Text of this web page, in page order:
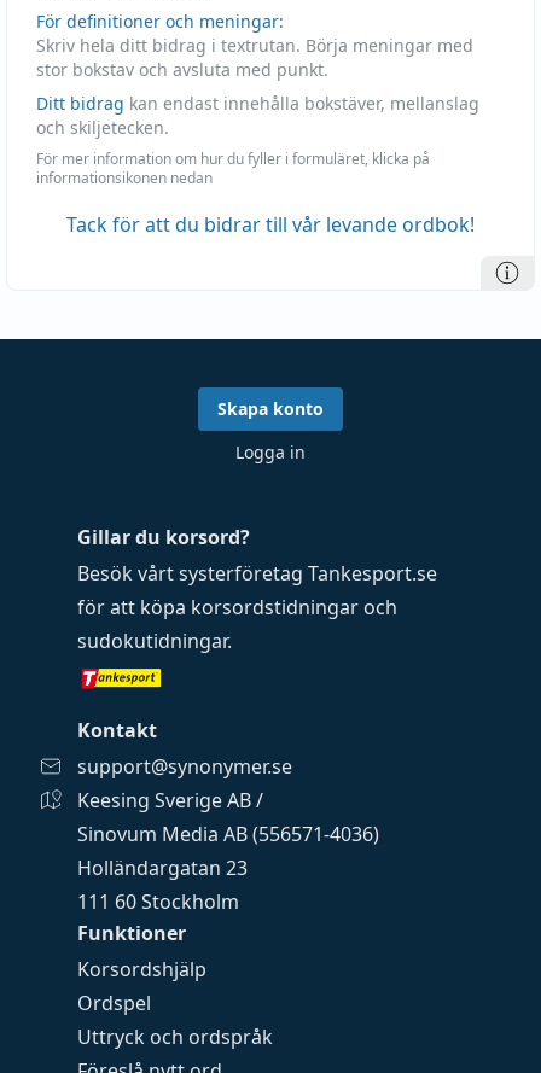
För definitioner och meningar:
Skriv hela ditt bidrag i textrutan. Börja meningar med
stor bokstav och avsluta med punkt.
Ditt bidrag kan endast innehålla bokstäver, mellanslag
och skiljetecken.
För mer information om hur du fyller i formuläret, klicka på
informationsikonen nedan
Tack för att du bidrar till vår levande ordbok!
Funktioner
Korsordshjälp
Ordspel
Uttryck och ordspråk
Gillar du korsord?
Besök vårt systerföretag Tankesport.se
för att köpa korsordstidningar och
sudokutidningar.
Kontakt
support@synonymer.se
Keesing Sverige AB /
Sinovum Media AB (556571-4036)
Holländargatan 23
111 60 Stockholm
Skapa konto
Logga in